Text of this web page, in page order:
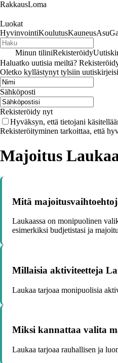
RakkausLoma
Luokat
HyvinvointiKoulutusKauneusAsu
Minun tiliniRekisteröidy
Haluatko uutisia meiltä?
Oletko kyllästynyt tylsiin
Sähköposti
Rekisteröidy nyt
Hyväksyn, että tietojani
Rekisteröityminen tarkoittaa, että
Majoitus
Mitä
Laukaassa on monipuolinen
esimerkiksi budjetistasi ja
Millaisia aktiviteetteja
Laukaa tarjoaa monipuolisia
Miksi kannattaa valita
Laukaa tarjoaa rauhallisen ja